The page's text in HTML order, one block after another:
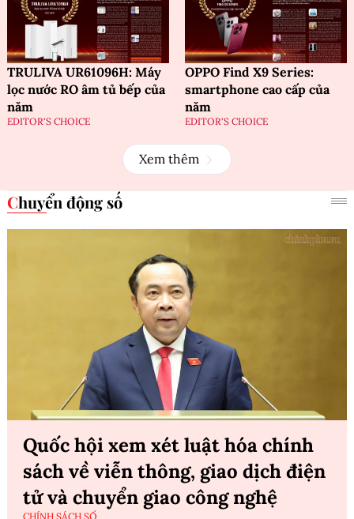
TRULIVA UR61096H: Máy
lọc nước RO âm tủ bếp của
năm
EDITOR'S CHOICE
OPPO Find X9 Series:
smartphone cao cấp của
năm
EDITOR'S CHOICE
Xem thêm
Chuyển động số
Quốc hội xem xét luật hóa chính
sách về viễn thông, giao dịch điện
tử và chuyển giao công nghệ
CHÍNH SÁCH SỐ